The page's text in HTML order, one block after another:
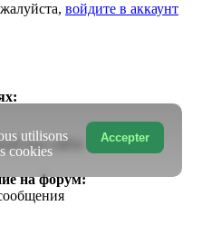
войдите в аккаунт
код сайта
на форум:
Accepter
utilisons
cookies